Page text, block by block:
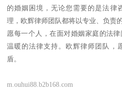
的婚姻困境，无论您需要的是法律
理，欧辉律师团队都将以专业、负责
愿每一个人，在面对婚姻家庭的法
温暖的法律支持。欧辉律师团队，
盾。
m.ouhui88.b2b168.com